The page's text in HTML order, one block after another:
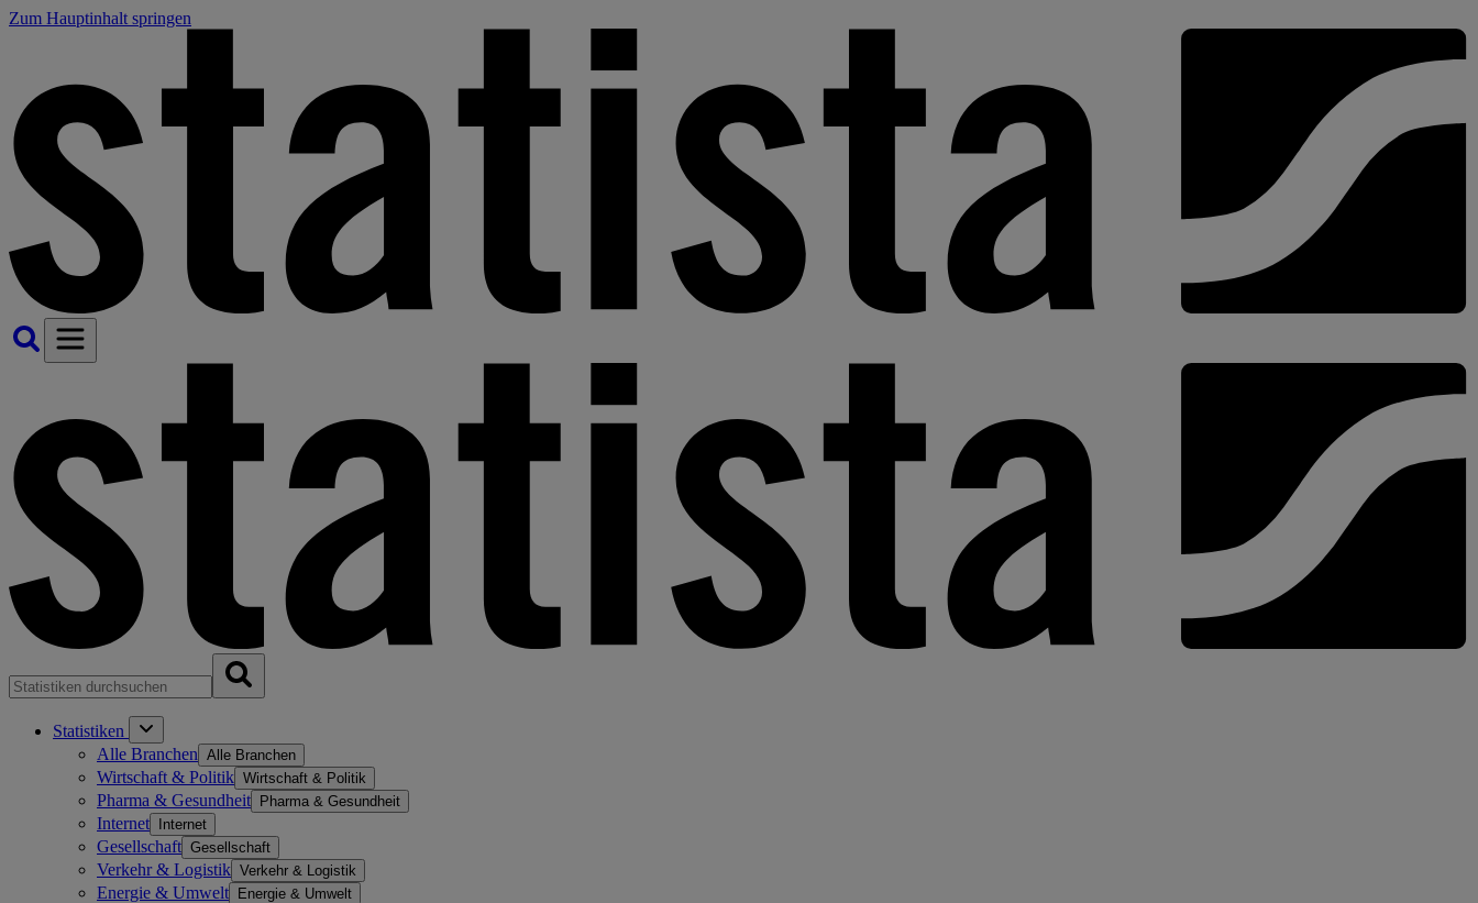
Zum Hauptinhalt springen
Statistiken
Alle Branchen Alle Branchen
Wirtschaft & Politik Wirtschaft & Politik
Pharma & Gesundheit Pharma & Gesundheit
Internet Internet
Gesellschaft Gesellschaft
Verkehr & Logistik Verkehr & Logistik
Energie & Umwelt Energie & Umwelt